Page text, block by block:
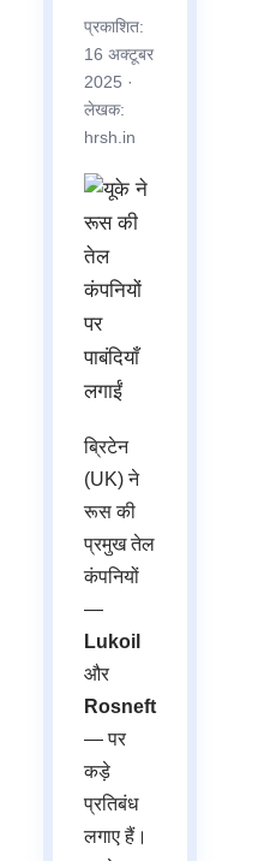
प्रकाशित:
16 अक्टूबर
2025 ·
लेखक:
hrsh.in
ब्रिटेन
(UK) ने
रूस की
प्रमुख तेल
कंपनियों
—
Lukoil
और
Rosneft
— पर
कड़े
प्रतिबंध
लगाए हैं।